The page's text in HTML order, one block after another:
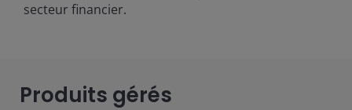
secteur financier.
Produits gérés